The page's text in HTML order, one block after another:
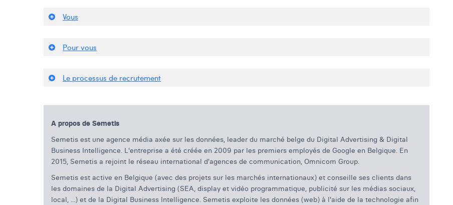
Vous
Pour vous
Le processus de recrutement
A propos de Semetis
Semetis est une agence média axée sur les données, leader du marché belge du Digital Advertising & Digital
Business Intelligence. L'entreprise a été créée en 2009 par les premiers employés de Google en Belgique. En
2015, Semetis a rejoint le réseau international d'agences de communication, Omnicom Group.
Semetis est active en Belgique (avec des projets sur les marchés internationaux) et conseille ses clients dans
les domaines de la Digital Advertising (SEA, display et vidéo programmatique, publicité sur les médias sociaux,
local, ...) et de la Digital Business Intelligence. Semetis exploite les données (web) à l'aide de la technologie afin